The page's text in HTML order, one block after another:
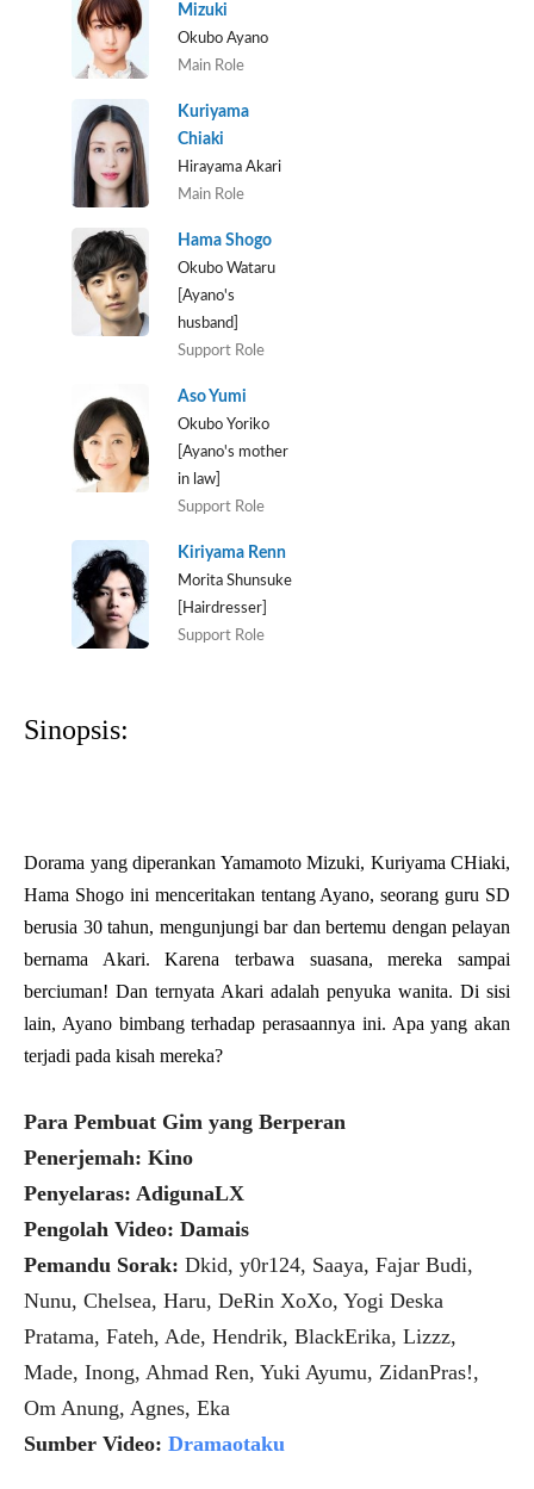
Mizuki
Okubo Ayano
Main Role
Kuriyama
Chiaki
Hirayama Akari
Main Role
Hama Shogo
Okubo Wataru
[Ayano's
husband]
Support Role
Aso Yumi
Okubo Yoriko
[Ayano's mother
in law]
Support Role
Kiriyama Renn
Morita Shunsuke
[Hairdresser]
Support Role
Sinopsis:
Dorama yang diperankan Yamamoto Mizuki, Kuriyama CHiaki,
Hama Shogo ini menceritakan tentang Ayano, seorang guru SD
berusia 30 tahun, mengunjungi bar dan bertemu dengan pelayan
bernama Akari. Karena terbawa suasana, mereka sampai
berciuman! Dan ternyata Akari adalah penyuka wanita. Di sisi
lain, Ayano bimbang terhadap perasaannya ini. Apa yang akan
terjadi pada kisah mereka?
Para Pembuat Gim yang Berperan
Penerjemah: Kino
Penyelaras: AdigunaLX
Pengolah Video: Damais
Pemandu Sorak: Dkid, y0r124, Saaya, Fajar Budi,
Nunu, Chelsea, Haru, DeRin XoXo, Yogi Deska
Pratama, Fateh, Ade, Hendrik, BlackErika, Lizzz,
Made, Inong, Ahmad Ren, Yuki Ayumu, ZidanPras!,
Om Anung, Agnes, Eka
Sumber Video: Dramaotaku